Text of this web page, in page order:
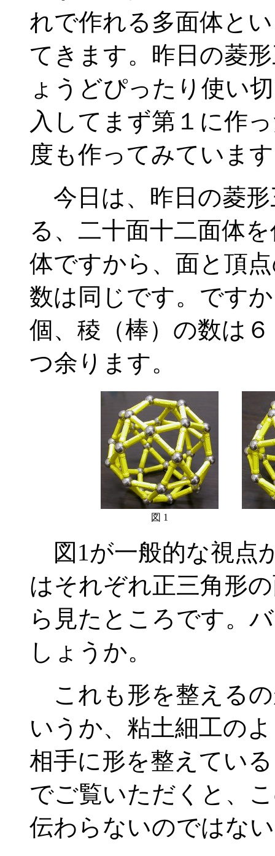
れで作れる多面体と
てきます。昨日の菱
ょうどぴったり使い
入してまず第１に作
度も作ってみていま
今日は、昨日の菱形
る、二十面十二面体
体ですから、面と頂
数は同じです。です
個、稜（棒）の数は
つ余ります。
図 1
図1が一般的な視点
はそれぞれ正三角形
ら見たところです。
しょうか。
これも形を整える
いうか、粘土細工の
相手に形を整えてい
でご覧いただくと、
伝わらないのではな